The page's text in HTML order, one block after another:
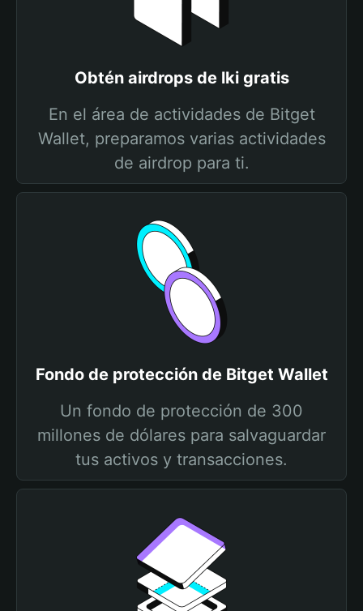
Obtén airdrops de lki gratis
En el área de actividades de Bitget
Wallet, preparamos varias actividades
de airdrop para ti.
Fondo de protección de Bitget Wallet
Un fondo de protección de 300
millones de dólares para salvaguardar
tus activos y transacciones.